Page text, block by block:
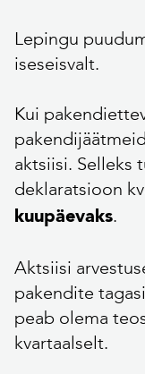
Lepingu
iseseisvalt.
Kui
aktsiisi. Selleks
deklaratsioon
kuupäevaks.
Aktsiisi
pakendite
peab olema
kvartaalselt.